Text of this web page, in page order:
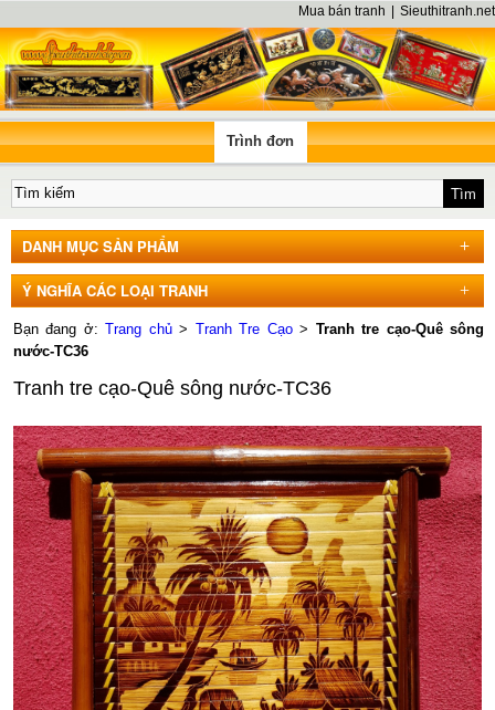
Sieuthitranh.net
Mua bán tranh
Trình đơn
DANH MỤC SẢN PHẨM
Ý NGHĨA CÁC LOẠI TRANH
Bạn đang ở:Trang chủ> Tranh Tre Cạo> Tranh tre cạo-Quê sông
nước-TC36
Tranh tre cạo-Quê sông nước-TC36